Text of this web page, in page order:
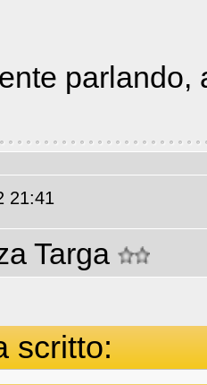
21:41
Targa
scritto: